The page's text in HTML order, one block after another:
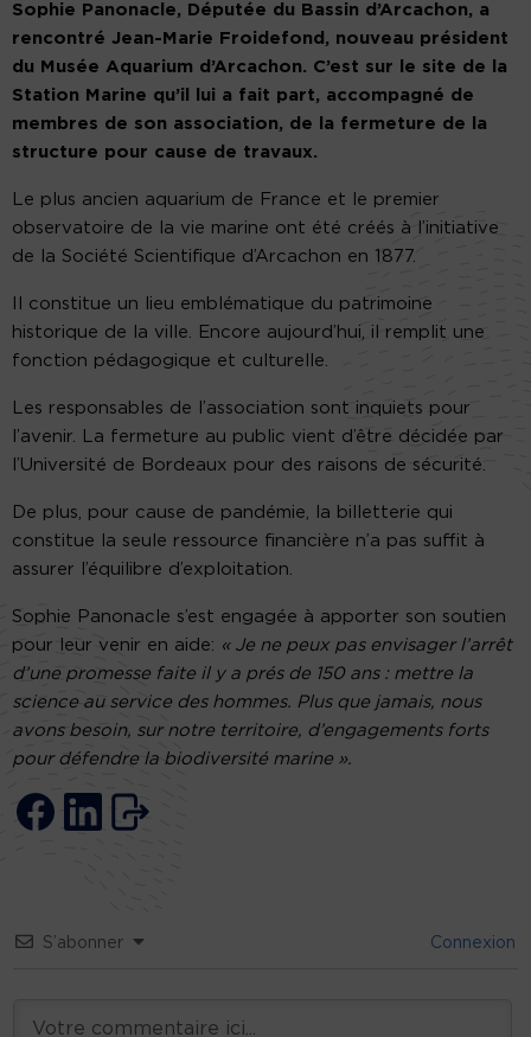
Sophie Panonacle, Députée du Bassin d’Arcachon, a
rencontré Jean-Marie Froidefond, nouveau président
du Musée Aquarium d’Arcachon. C’est sur le site de la
Station Marine qu’il lui a fait part, accompagné de
membres de son association, de la fermeture de la
structure pour cause de travaux.
Le plus ancien aquarium de France et le premier
observatoire de la vie marine ont été créés à l’initiative
de la Société Scientifique d’Arcachon en 1877.
Il constitue un lieu emblématique du patrimoine
historique de la ville. Encore aujourd’hui, il remplit une
fonction pédagogique et culturelle.
Les responsables de l’association sont inquiets pour
l’avenir. La fermeture au public vient d’être décidée par
l’Université de Bordeaux pour des raisons de sécurité.
De plus, pour cause de pandémie, la billetterie qui
constitue la seule ressource financière n’a pas suffit à
assurer l’équilibre d’exploitation.
Sophie Panonacle s’est engagée à apporter son soutien
pour leur venir en aide: « Je ne peux pas envisager l’arrêt
d’une promesse faite il y a prés de 150 ans : mettre la
science au service des hommes. Plus que jamais, nous
avons besoin, sur notre territoire, d’engagements forts
pour défendre la biodiversité marine ».
S’abonner Connexion